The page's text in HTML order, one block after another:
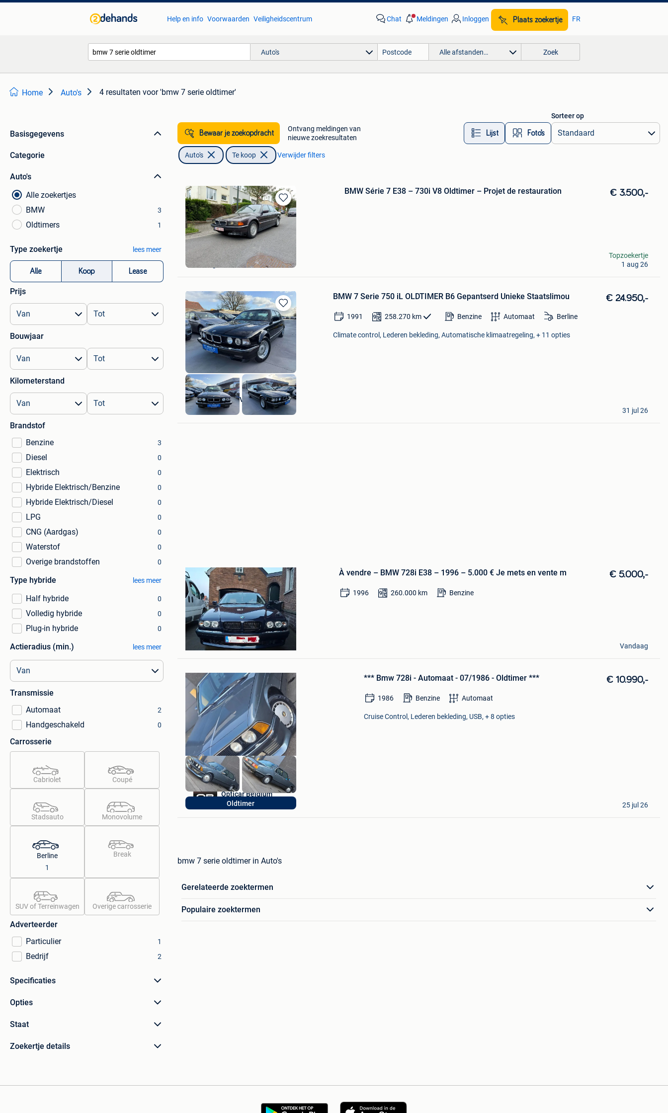
Help en info Voorwaarden Veiligheidscentrum Chat Meldingen Inloggen Plaats zoekertje FR
Auto's Alle afstanden… Zoek
Home Auto's 4 resultaten voor 'bmw 7 serie oldtimer'
Basisgegevens
Categorie
Auto's
Alle zoekertjes
BMW
3
Oldtimers 1
Type zoekertje lees meer
Alle Koop Lease
Prijs
Bouwjaar
Kilometerstand
Brandstof
Benzine
3
Diesel 0
Elektrisch 0
Hybride Elektrisch/Benzine 0
Hybride Elektrisch/Diesel 0
LPG 0
CNG (Aardgas) 0
Waterstof 0
Overige brandstoffen 0
Type hybride lees meer
Half hybride 0
Volledig hybride 0
Plug-in hybride 0
Actieradius (min.) lees meer
Transmissie
Automaat
2
Handgeschakeld 0
Carrosserie
Cabriolet Coupé
Stadsauto Monovolume
Berline
1
Break
SUV of Terreinwagen Overige carrosserie
Adverteerder
Particulier
1
Bedrijf 2
Specificaties
Opties
Staat
Zoekertje details
Bewaar je zoekopdracht
Ontvang meldingen van
nieuwe zoekresultaten
Lijst Foto’s
Sorteer op
Auto's Te koop Verwijder filters
Bewaren
in
Mijn
Favorieten
BMW Série 7 E38 – 730i V8 Oldtimer – Projet de restauration € 3.500,-
Romain
Oudergem
Topzoekertje
1 aug 26
Bewaren
in
Mijn
Favorieten
BMW 7 Serie 750 iL OLDTIMER B6 Gepantserd Unieke Staatslimou € 24.950,-
1991 258.270 km Benzine Automaat Berline
Climate control, Lederen bekleding, Automatische klimaatregeling, + 11 opties
KGT Trading BV
Ninove
31 jul 26
Mijn
Favorieten
À vendre – BMW 728i E38 – 1996 – 5.000 € Je mets en vente m € 5.000,-
1996 260.000 km Benzine
Michel
Gooik
Vandaag
Mijn
Favorieten
Oldtimer
*** Bmw 728i - Automaat - 07/1986 - Oldtimer *** € 10.990,-
1986 Benzine Automaat
Cruise Control, Lederen bekleding, USB, + 8 opties
Opticar Belgium
Dilbeek
25 jul 26
bmw 7 serie oldtimer in Auto's
Gerelateerde zoektermen
Populaire zoektermen